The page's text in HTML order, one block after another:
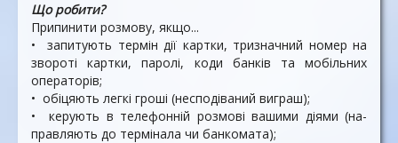
Що робити?
Припинити розмову, якщо...
• запитують термін дії картки, тризначний номер на
звороті картки, паролі, коди банків та мобільних
операторів;
• обіцяють легкі гроші (неспо­діваний виграш);
• керують в телефонній роз­мові вашими діями (на­
правляють до термінала чи банкомата);